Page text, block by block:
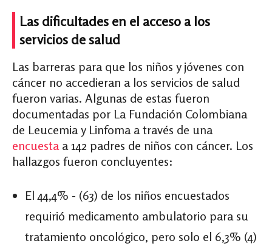
Las dificultades en el acceso a los
servicios de salud
Las barreras para que los niños y jóvenes con
cáncer no accedieran a los servicios de salud
fueron varias. Algunas de estas fueron
documentadas por La Fundación Colombiana
de Leucemia y Linfoma a través de una
encuestaa 142 padres de niños con cáncer. Los
hallazgos fueron concluyentes:
El 44,4% - (63) de los niños encuestados
requirió medicamento ambulatorio para su
tratamiento oncológico, pero solo el 6,3% (4)